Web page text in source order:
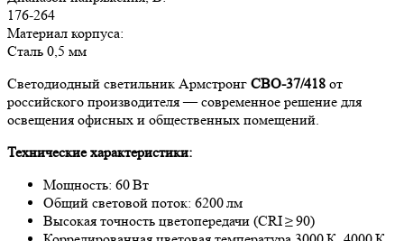
176-264
Материал корпуса:
Сталь 0,5 мм
Светодиодный светильник Армстронг СВО-37/418 от
российского производителя — современное решение для
освещения офисных и общественных помещений.
Технические характеристики:
Мощность: 60 Вт
Общий световой поток: 6200 лм
Высокая точность цветопередачи (CRI ≥ 90)